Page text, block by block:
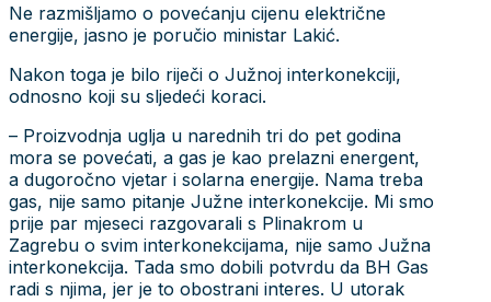
Ne razmišljamo o povećanju cijenu električne
energije, jasno je poručio ministar Lakić.
Nakon toga je bilo riječi o Južnoj interkonekciji,
odnosno koji su sljedeći koraci.
– Proizvodnja uglja u narednih tri do pet godina
mora se povećati, a gas je kao prelazni energent,
a dugoročno vjetar i solarna energije. Nama treba
gas, nije samo pitanje Južne interkonekcije. Mi smo
prije par mjeseci razgovarali s Plinakrom u
Zagrebu o svim interkonekcijama, nije samo Južna
interkonekcija. Tada smo dobili potvrdu da BH Gas
radi s njima, jer je to obostrani interes. U utorak